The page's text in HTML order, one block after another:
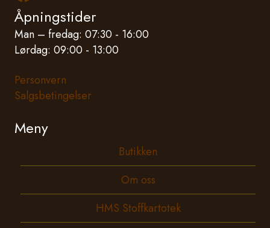
Åpningstider
Man – fredag: 07:30 - 16:00
Lørdag: 09:00 - 13:00
Personvern
Salgsbetingelser
Meny
Butikken
Om oss
HMS Stoffkartotek